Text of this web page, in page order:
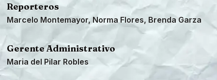
Reporteros
Marcelo Montemayor, Norma Flores, Brenda Garza
Gerente Administrativo
Maria del Pilar Robles